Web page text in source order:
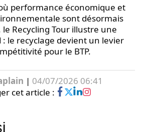
performance économique et
sont désormais
Recycling Tour illustre une
le recyclage devient un levier
pour le BTP.
| 04/07/2026 06:41
cet article :